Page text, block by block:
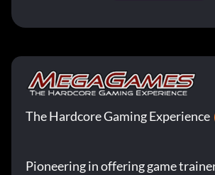
The Hardcore Gaming Experience
Pioneering in offering game